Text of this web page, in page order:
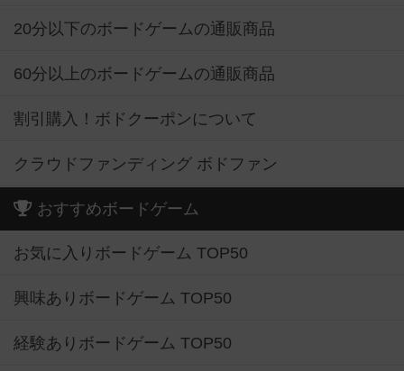
20分以下のボードゲームの通販商品
60分以上のボードゲームの通販商品
割引購入！ボドクーポンについて
クラウドファンディング ボドファン
おすすめボードゲーム
お気に入りボードゲーム TOP50
興味ありボードゲーム TOP50
経験ありボードゲーム TOP50